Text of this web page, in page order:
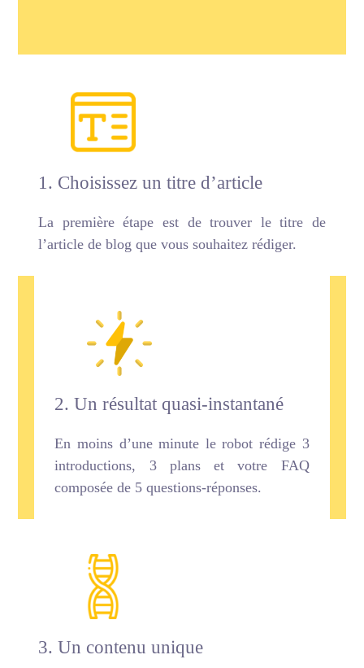
1. Choisissez un titre d’article
La première étape est de trouver le titre de
l’article de blog que vous souhaitez rédiger.
2. Un résultat quasi-instantané
En moins d’une minute le robot rédige 3
introductions, 3 plans et votre FAQ
composée de 5 questions-réponses.
3. Un contenu unique